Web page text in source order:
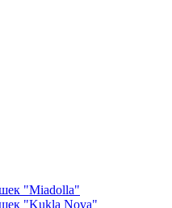
"Miadolla"
"Kukla Nova"